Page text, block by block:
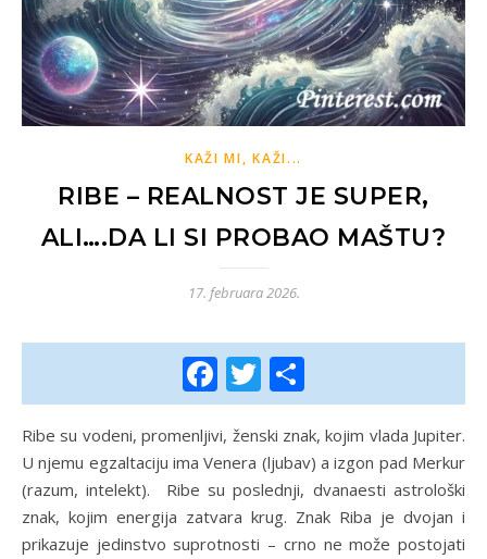
KAŽI MI, KAŽI...
RIBE – REALNOST JE SUPER,
ALI….DA LI SI PROBAO MAŠTU?
17. februara 2026.
Facebook
Twitter
Ribe su vodeni, promenljivi, ženski znak, kojim vlada Jupiter.
U njemu egzaltaciju ima Venera (ljubav) a izgon pad Merkur
(razum, intelekt). Ribe su poslednji, dvanaesti astrološki
znak, kojim energija zatvara krug. Znak Riba je dvojan i
prikazuje jedinstvo suprotnosti – crno ne može postojati